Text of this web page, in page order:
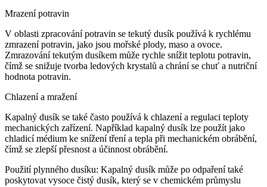
Mrazení potravin
V oblasti zpracování potravin se tekutý dusík používá k rychlému
zmrazení potravin, jako jsou mořské plody, maso a ovoce.
Zmrazování tekutým dusíkem může rychle snížit teplotu potravin,
čímž se snižuje tvorba ledových krystalů a chrání se chuť a nutriční
hodnota potravin.
Chlazení a mražení
Kapalný dusík se také často používá k chlazení a regulaci teploty
mechanických zařízení. Například kapalný dusík lze použít jako
chladicí médium ke snížení tření a tepla při mechanickém obrábění,
čímž se zlepší přesnost a účinnost obrábění.
Použití plynného dusíku: Kapalný dusík může po odpaření také
poskytovat vysoce čistý dusík, který se v chemickém průmyslu